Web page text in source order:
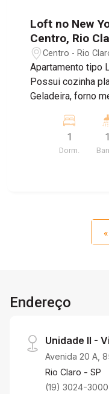
Loft no New
Centro, Rio
Centro - Rio
Apartamento tipo
Possui cozinha
Geladeira, forno
Possui 2 vagas de
mobiliado pronto
condomínio mais
salão de festas,
sistema de
1
Dorm.
1
«
Endereço
Unidade II -
Avenida 20 A,
Rio Claro - SP
(19) 3024-3000